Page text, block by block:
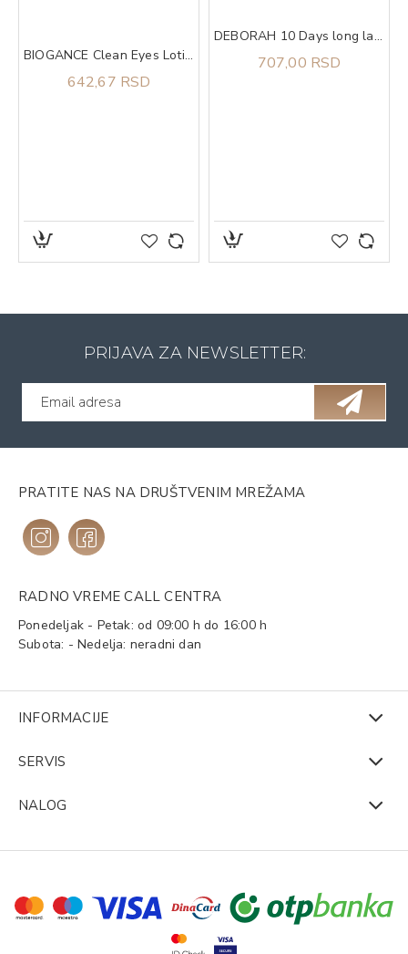
BIOGANCE Clean Eyes Lotion 100ml, Losion za čišćenje predela oko očiju
642,67 RSD
DEBORAH 10 Days long lak za nokte 882
707,00 RSD
PRIJAVA ZA NEWSLETTER:
PRATITE NAS NA DRUŠTVENIM MREŽAMA
RADNO VREME CALL CENTRA
Ponedeljak - Petak: od 09:00 h do 16:00 h
Subota: - Nedelja: neradni dan
INFORMACIJE
SERVIS
NALOG